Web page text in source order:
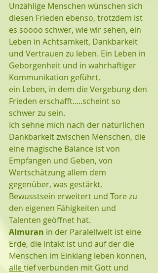
Unzählige Menschen wünschen sich
diesen Frieden ebenso, trotzdem ist
es soooo schwer, wie wir sehen, ein
Leben in Achtsamkeit, Dankbarkeit
und Vertrauen zu leben. Ein Leben in
Geborgenheit und in wahrhaftiger
Kommunikation geführt,
ein Leben, in dem die Vergebung den
Frieden erschafft.....scheint so
schwer zu sein.
Ich sehne mich nach der natürlichen
Dankbarkeit zwischen Menschen, die
eine magische Balance ist von
Empfangen und Geben, von
Wertschätzung allem dem
gegenüber, was gestärkt,
Bewusstsein erweitert und Tore zu
den eigenen Fähigkeiten und
Talenten geöffnet hat.
Almuran in der Paralellwelt ist eine
Erde, die intakt ist und auf der die
Menschen im Einklang leben können,
alle tief verbunden mit Gott und